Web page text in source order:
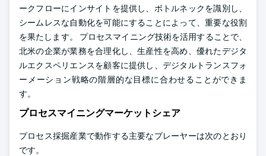
ークフローにインサイトを提供し、ボトルネックを識別し、
シームレスな自動化を可能にすることによって、重要な役割
を果たします。 プロセスマイニング技術を活用することで、
北米の企業が業務を合理化し、生産性を高め、優れたデジタ
ルエクスペリエンスを顧客に提供し、デジタルトランスフォ
ーメーション戦略の階層的な目標に合わせることができま
す。
プロセスマイニングマーケットシェア
プロセス採掘産業で動作する主要なプレーヤーは次のとおり
です。